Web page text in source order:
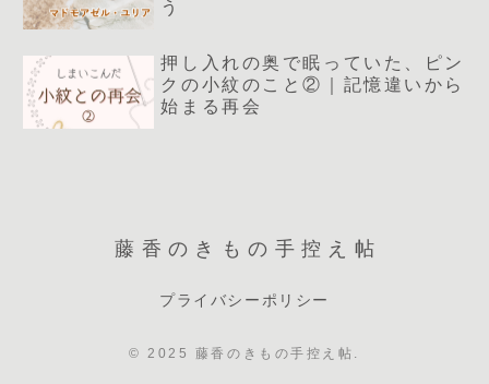
う
押し入れの奥で眠っていた、ピン
クの小紋のこと②｜記憶違いから
始まる再会
藤香のきもの手控え帖
プライバシーポリシー
© 2025 藤香のきもの手控え帖.